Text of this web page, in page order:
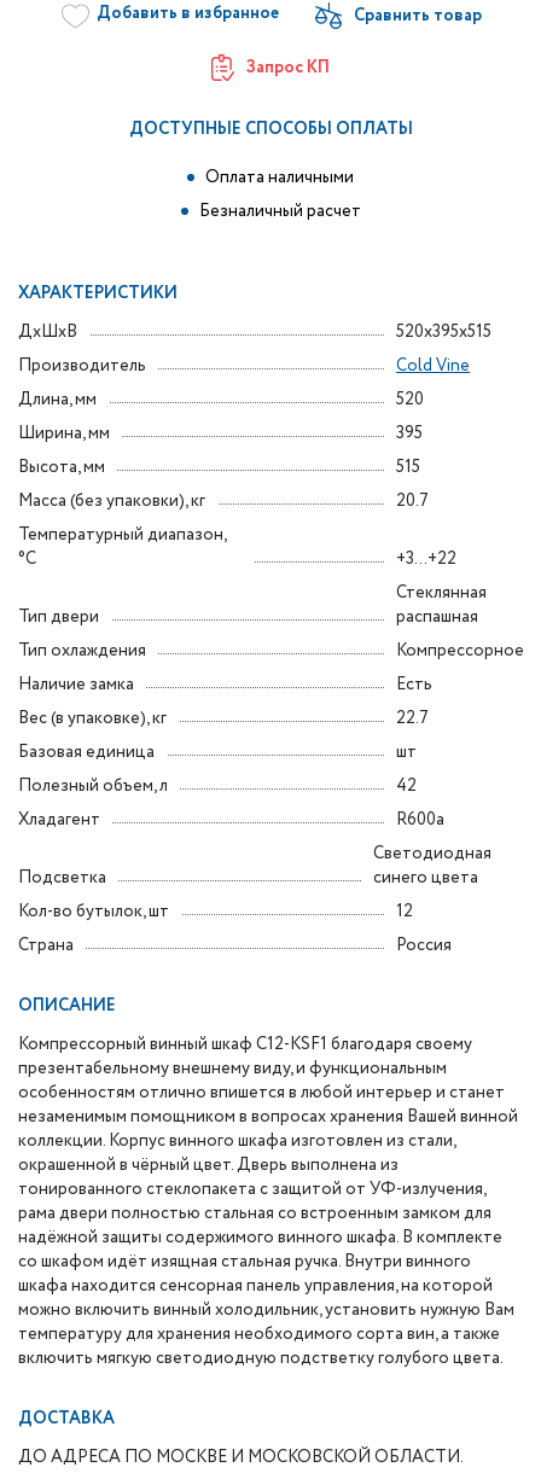
Добавить в избранное
Запрос КП
ДОСТУПНЫЕ СПОСОБЫ ОПЛАТЫ
Оплата наличными
Безналичный расчет
ХАРАКТЕРИСТИКИ
ДxШxВ
520x395x515
Производитель
Cold Vine
Длина, мм
520
Ширина, мм
395
Высота, мм
515
Масса (без упаковки), кг
20.7
Температурный диапазон,
°C
+3...+22
Тип двери
Стеклянная
распашная
Тип охлаждения
Компрессорное
Наличие замка
Есть
Вес (в упаковке), кг
22.7
Базовая единица
шт
Полезный объем, л
42
Хладагент
R600a
Подсветка
Светодиодная
синего цвета
Кол-во бутылок, шт
12
Страна
Россия
ОПИСАНИЕ
Компрессорный винный шкаф C12-KSF1 благодаря своему
презентабельному внешнему виду, и функциональным
особенностям отлично впишется в любой интерьер и станет
незаменимым помощником в вопросах хранения Вашей винной
коллекции. Корпус винного шкафа изготовлен из стали,
окрашенной в чёрный цвет. Дверь выполнена из
тонированного стеклопакета с защитой от УФ-излучения,
рама двери полностью стальная со встроенным замком для
надёжной защиты содержимого винного шкафа. В комплекте
со шкафом идёт изящная стальная ручка. Внутри винного
шкафа находится сенсорная панель управления, на которой
можно включить винный холодильник, установить нужную Вам
температуру для хранения необходимого сорта вин, а также
включить мягкую светодиодную подстветку голубого цвета.
ДОСТАВКА
ДО АДРЕСА ПО МОСКВЕ И МОСКОВСКОЙ ОБЛАСТИ.